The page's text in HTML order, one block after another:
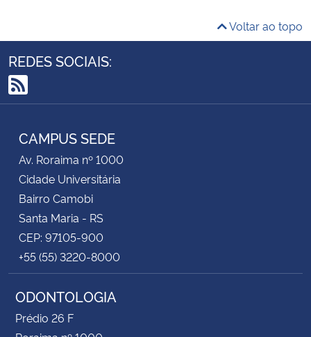
Voltar ao topo
REDES SOCIAIS:
RSS
CAMPUS SEDE
Av. Roraima nº 1000
Cidade Universitária
Bairro Camobi
Santa Maria - RS
CEP: 97105-900
+55 (55) 3220-8000
ODONTOLOGIA
Prédio 26 F